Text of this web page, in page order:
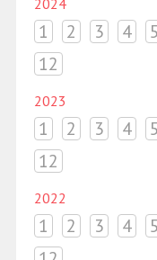
2024
1 2 3 4 5
12
2023
1 2 3 4 5
12
2022
1 2 3 4 5